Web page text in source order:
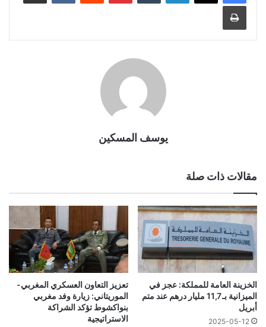
طباعة
يوسف المسكين
مقالات ذات صلة
الخزينة العامة للمملكة: عجز في
الميزانية بـ 11,7 مليار درهم عند متم
أبريل
2025-05-12
تعزيز التعاون العسكري المغربي-
الموريتاني: زيارة وفد مغربي
بنواكشوط تؤكد الشراكة
الاستراتيجية